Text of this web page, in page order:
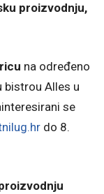
proizvodnju,
na određeno
bistrou Alles u
se
do 8.